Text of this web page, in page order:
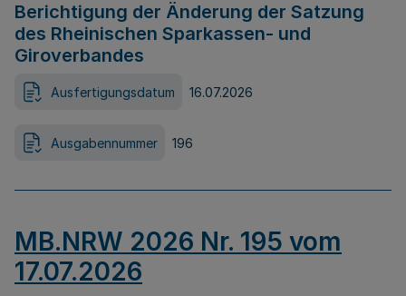
Berichtigung der Änderung der Satzung
des Rheinischen Sparkassen- und
Giroverbandes
Ausfertigungsdatum 16.07.2026
Ausgabennummer 196
MB.NRW 2026 Nr. 195 vom
17.07.2026